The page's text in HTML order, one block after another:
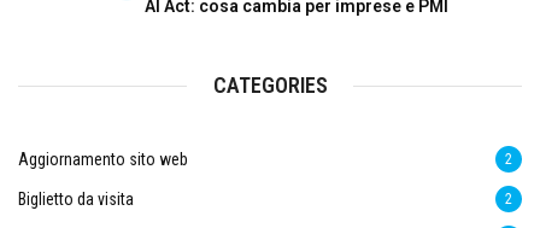
AI Act: cosa cambia per imprese e PMI
CATEGORIES
Aggiornamento sito web 2
Biglietto da visita 2